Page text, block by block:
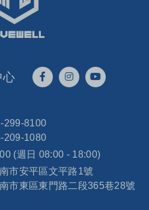
心
299-8100
209-1080
(週日 08:00 - 18:00)
市安平區文平路1號
市東區東門路二段365巷28號